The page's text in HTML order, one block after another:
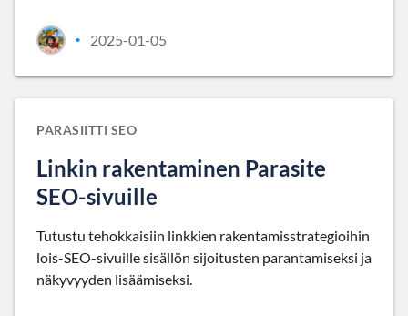
• 2025-01-05
PARASIITTI SEO
Linkin rakentaminen Parasite
SEO-sivuille
Tutustu tehokkaisiin linkkien rakentamisstrategioihin
lois-SEO-sivuille sisällön sijoitusten parantamiseksi ja
näkyvyyden lisäämiseksi.